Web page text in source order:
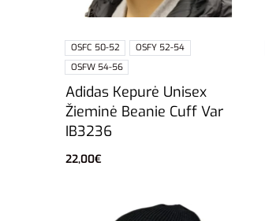
OSFC 50-52
OSFY 52-54
OSFW 54-56
Adidas Kepurė Unisex
Žieminė Beanie Cuff Var
IB3236
22,00€